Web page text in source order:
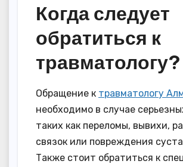
Когда следует
обратиться к
травматологу?
Обращение к травматологу
необходимо в случае
таких как переломы, вывихи,
связок или повреждения
Также стоит обратиться к